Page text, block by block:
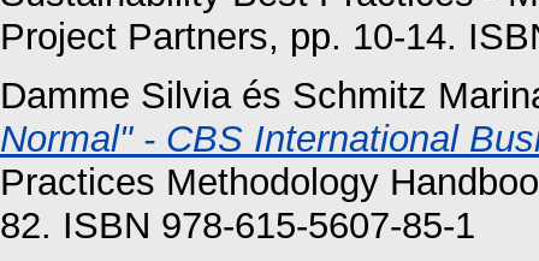
Project Partners, pp. 10-14.
Damme Silviaés Schmitz
Normal" - CBS International
Practices Methodology
82. ISBN 978-615-5607-85-1